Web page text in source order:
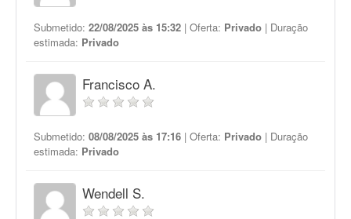
Submetido: 22/08/2025 às 15:32 | Oferta: Privado | Duração
estimada: Privado
Francisco A.
Submetido: 08/08/2025 às 17:16 | Oferta: Privado | Duração
estimada: Privado
Wendell S.